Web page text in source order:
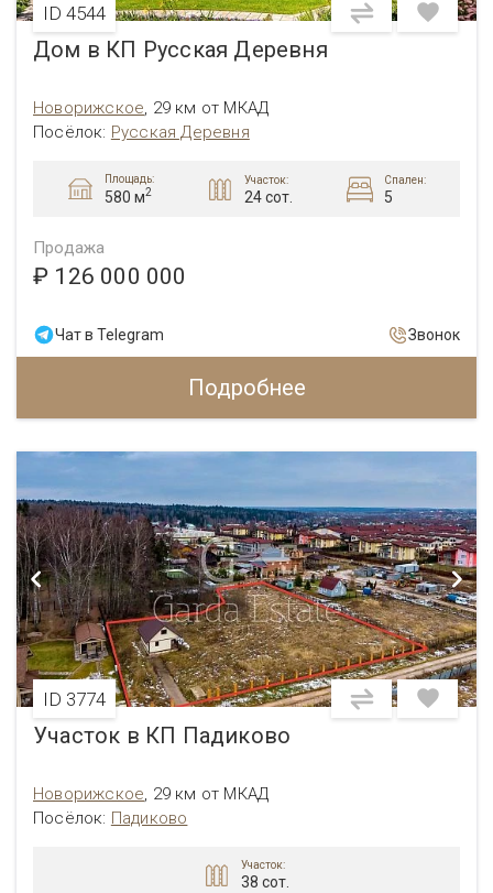
ID 4544
Дом в КП Русская Деревня
Новорижское, 29 км от МКАД
Посёлок: Русская Деревня
Площадь:
580 м2
Участок:
24 сот.
Спален:
5
Продажа
₽ 126 000 000
Чат в Telegram Звонок
Подробнее
ID 3774
Участок в КП Падиково
Новорижское, 29 км от МКАД
Посёлок: Падиково
Участок:
38 сот.